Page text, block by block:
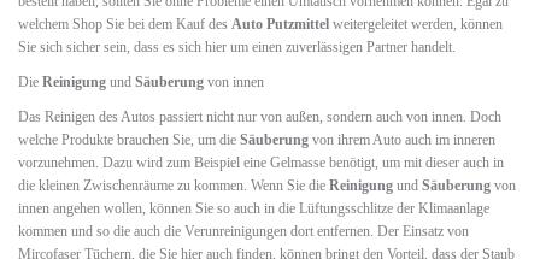
welchem Shop Sie bei dem Kauf des Auto Putzmittel weitergeleitet werden, können
Sie sich sicher sein, dass es sich hier um einen zuverlässigen Partner handelt.
Die Reinigung und Säuberung von innen
Das Reinigen des Autos passiert nicht nur von außen, sondern auch von innen. Doch
welche Produkte brauchen Sie, um die Säuberung von ihrem Auto auch im inneren
vorzunehmen. Dazu wird zum Beispiel eine Gelmasse benötigt, um mit dieser auch in
die kleinen Zwischenräume zu kommen. Wenn Sie die Reinigung und Säuberung von
innen angehen wollen, können Sie so auch in die Lüftungsschlitze der Klimaanlage
kommen und so die auch die Verunreinigungen dort entfernen. Der Einsatz von
Mircofaser Tüchern, die Sie hier auch finden, können bringt den Vorteil, dass der Staub